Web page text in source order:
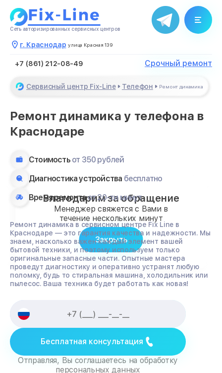
Сеть авторизированных сервисных центров
г. Краснодар улица Красная 139
+7 (861) 212-08-49 Срочный ремонт
Сервисный центр Fix-Line Телефон Ремонт динамика
Ремонт динамика у телефона в
Краснодаре
Стоимость от 350 рублей
Диагностика устройства бесплатно
Время ремонтаот 20-ти минут
Ремонт динамика в сервисном центре Fix Line в
Краснодаре — это гарантия качества и надежности. Мы
знаем, насколько важен каждый элемент вашей
бытовой техники, и поэтому используем только
оригинальные запасные части. Опытные мастера
проведут диагностику и оперативно устранят любую
поломку, будь то стиральная машина, холодильник или
пылесос. Ваша техника будет работать как новая!
Бесплатная консультация
Отправляя, Вы соглашаетесь на обработку
персональных данных
Благодарим за обращение
Менеджер свяжется с Вами в
течение нескольких минут
Закрыть